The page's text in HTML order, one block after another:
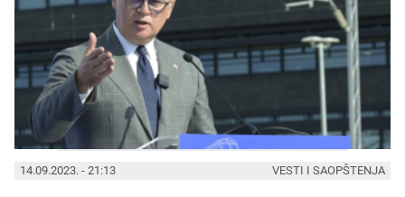
14.09.2023. - 21:13 VESTI I SAOPŠTENJA